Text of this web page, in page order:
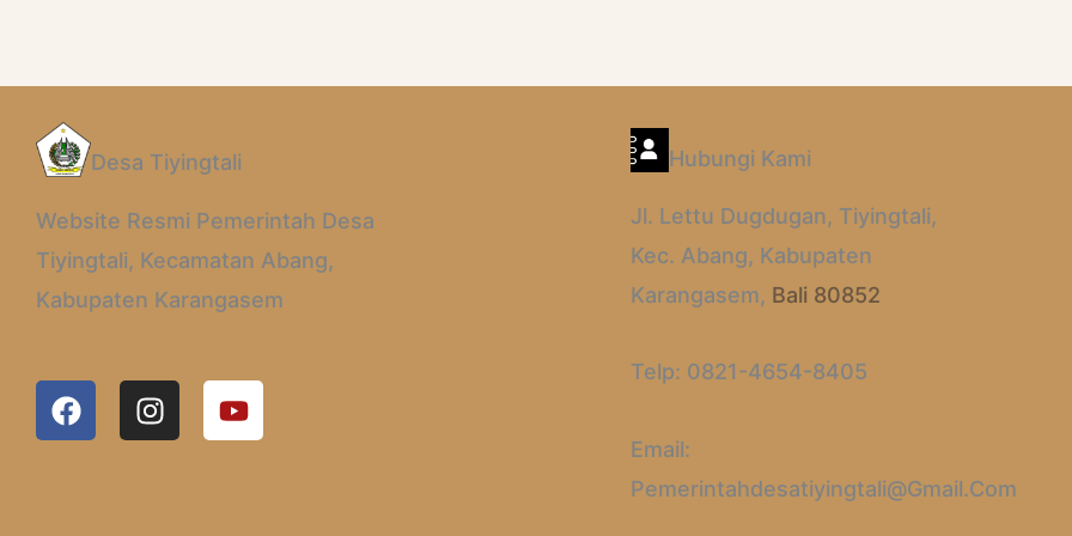
Desa Tiyingtali
Website Resmi Pemerintah Desa
Tiyingtali, Kecamatan Abang,
Kabupaten Karangasem
F
A
I
N
Y
O
Hubungi Kami
Jl. Lettu Dugdugan, Tiyingtali,
Kec. Abang, Kabupaten
Karangasem, Bali 80852
Telp: 0821-4654-8405
Email:
Pemerintahdesatiyingtali@gmail.com